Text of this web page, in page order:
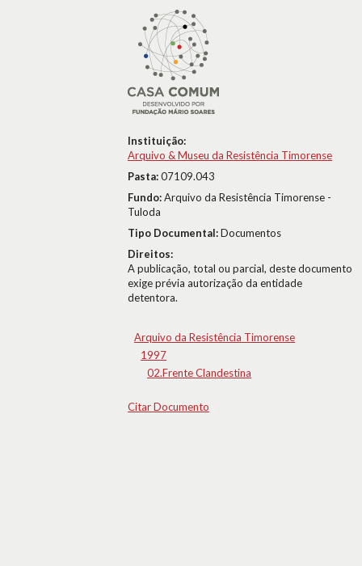
Instituição:
Arquivo & Museu da Resistência Timorense
Pasta:07109.043
Fundo:Arquivo da Resistência Timorense -
Tuloda
Tipo Documental:Documentos
Direitos:
A publicação, total ou parcial, deste documento
exige prévia autorização da entidade
detentora.
Arquivo da Resistência Timorense
1997
02.Frente Clandestina
Citar Documento